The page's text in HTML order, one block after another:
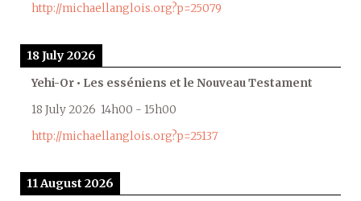
http://michaellanglois.org?p=25079
18 July 2026
Yehi-Or • Les esséniens et le Nouveau Testament
18 July 2026 14h00 - 15h00
http://michaellanglois.org?p=25137
11 August 2026